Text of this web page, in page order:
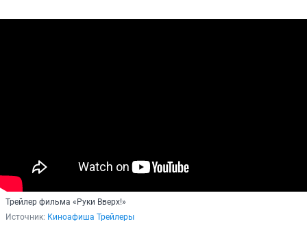
Трейлер фильма «Руки Вверх!»
Источник: Киноафиша Трейлеры